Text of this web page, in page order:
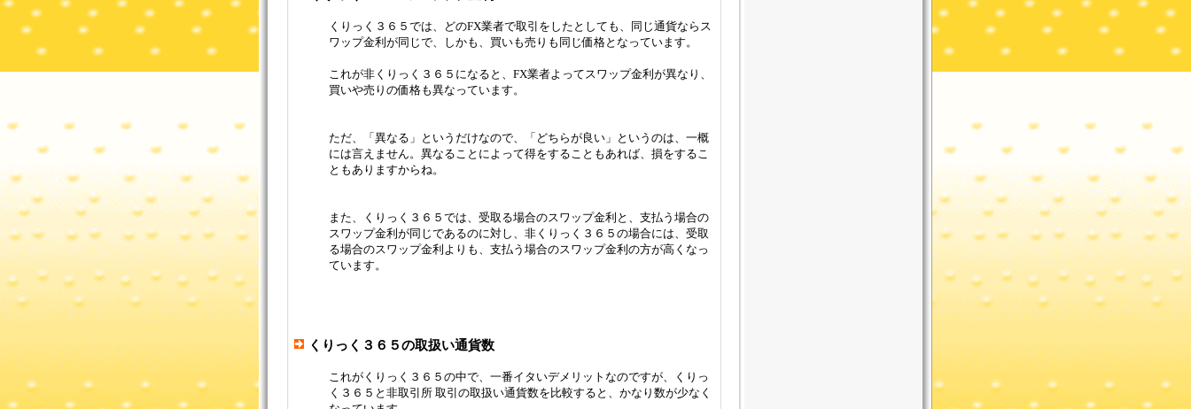
くりっく３６５では、どのFX業者で取引をしたとしても、同じ通貨ならス
ワップ金利が同じで、しかも、買いも売りも同じ価格となっています。
これが非くりっく３６５になると、FX業者よってスワップ金利が異なり、
買いや売りの価格も異なっています。
ただ、「異なる」というだけなので、「どちらが良い」というのは、一概
には言えません。異なることによって得をすることもあれば、損をするこ
ともありますからね。
また、くりっく３６５では、受取る場合のスワップ金利と、支払う場合の
スワップ金利が同じであるのに対し、非くりっく３６５の場合には、受取
る場合のスワップ金利よりも、支払う場合のスワップ金利の方が高くなっ
ています。
くりっく３６５の取扱い通貨数
これがくりっく３６５の中で、一番イタいデメリットなのですが、くりっ
く３６５と非取引所 取引の取扱い通貨数を比較すると、かなり数が少なく